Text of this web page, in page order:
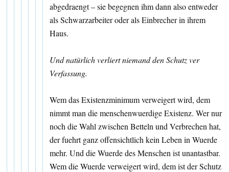
abgedraengt – sie begegnen ihm dann also entweder
als Schwarzarbeiter oder als Einbrecher in ihrem
Haus.
Und natürlich verliert niemand den Schutz ver
Verfassung.
Wem das Existenzminimum verweigert wird, dem
nimmt man die menschenwuerdige Existenz. Wer nur
noch die Wahl zwischen Betteln und Verbrechen hat,
der fuehrt ganz offensichtlich kein Leben in Wuerde
mehr. Und die Wuerde des Menschen ist unantastbar.
Wem die Wuerde verweigert wird, dem ist der Schutz